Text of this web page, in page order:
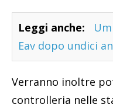
Leggi anche:
Eav dopo undici
Verranno inoltre
controlleria nelle